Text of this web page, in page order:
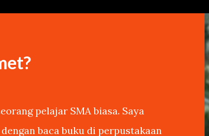
pelajar SMA biasa. Saya
baca buku di perpustakaan